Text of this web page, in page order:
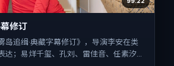
修订
岛追缉·典藏字幕修订》，导演李安在类
达；易烊千玺、孔刘、雷佳音、任素汐、